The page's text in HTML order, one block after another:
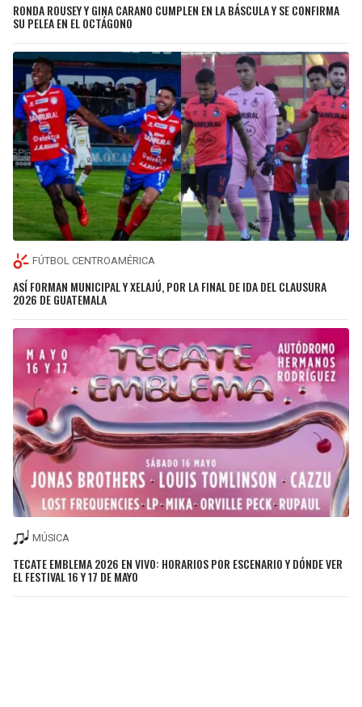
RONDA ROUSEY Y GINA CARANO CUMPLEN EN LA BÁSCULA Y SE CONFIRMA
SU PELEA EN EL OCTÁGONO
FÚTBOL CENTROAMÉRICA
ASÍ FORMAN MUNICIPAL Y XELAJÚ, POR LA FINAL DE IDA DEL CLAUSURA
2026 DE GUATEMALA
MÚSICA
TECATE EMBLEMA 2026 EN VIVO: HORARIOS POR ESCENARIO Y DÓNDE VER
EL FESTIVAL 16 Y 17 DE MAYO